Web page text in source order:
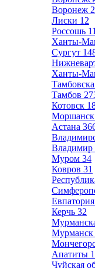
Воронеж
Лиски 12
Россошь 11
Ханты-
Сургут
Ханты-
Тамбов
Котовск
Моршанск
Астана
Владимир
Муром 34
Ковров 31
Евпатория
Керчь 32
Мурманск
Апатиты
Чуйская